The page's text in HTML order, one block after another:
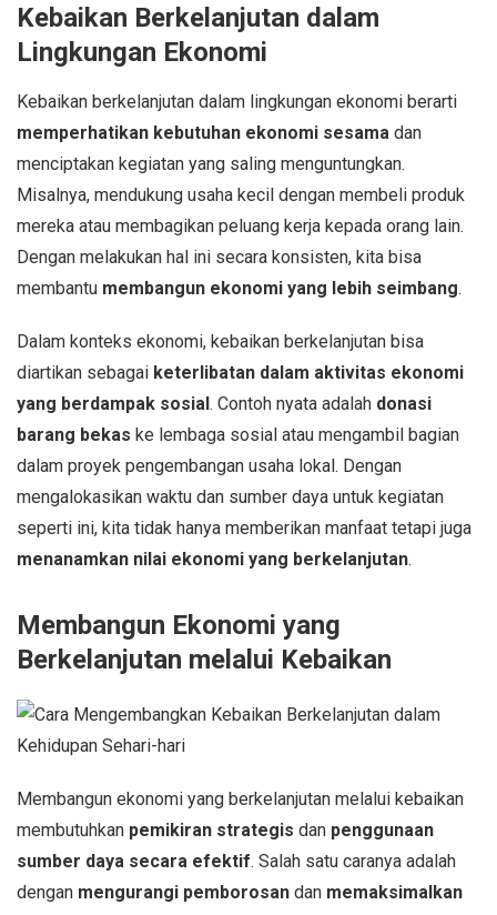
Kebaikan Berkelanjutan dalam
Lingkungan Ekonomi
Kebaikan berkelanjutan dalam lingkungan ekonomi berarti
memperhatikan kebutuhan ekonomi sesama dan
menciptakan kegiatan yang saling menguntungkan.
Misalnya, mendukung usaha kecil dengan membeli produk
mereka atau membagikan peluang kerja kepada orang lain.
Dengan melakukan hal ini secara konsisten, kita bisa
membantu membangun ekonomi yang lebih seimbang.
Dalam konteks ekonomi, kebaikan berkelanjutan bisa
diartikan sebagai keterlibatan dalam aktivitas ekonomi
yang berdampak sosial. Contoh nyata adalah donasi
barang bekas ke lembaga sosial atau mengambil bagian
dalam proyek pengembangan usaha lokal. Dengan
mengalokasikan waktu dan sumber daya untuk kegiatan
seperti ini, kita tidak hanya memberikan manfaat tetapi juga
menanamkan nilai ekonomi yang berkelanjutan.
Membangun Ekonomi yang
Berkelanjutan melalui Kebaikan
Membangun ekonomi yang berkelanjutan melalui kebaikan
membutuhkan pemikiran strategis dan penggunaan
sumber daya secara efektif. Salah satu caranya adalah
dengan mengurangi pemborosan dan memaksimalkan